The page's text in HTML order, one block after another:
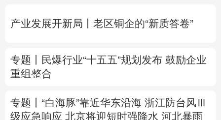
产业发展开新局丨 老区铜企的“新质答卷”
专题丨
民爆行业“十五五”规划发布 鼓励企业
重组整合
专题丨 “白海豚”靠近华东沿海 浙江防台风Ⅲ
级应急响应 北京将迎短时强降水 河北暴雨